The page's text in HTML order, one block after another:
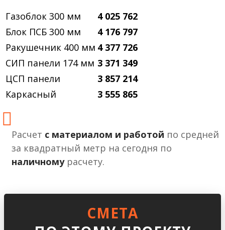
Газоблок 300 мм
4 025 762
Блок ПСБ 300 мм
4 176 797
Ракушечник 400 мм 4 377 726
СИП панели 174 мм 3 371 349
ЦСП панели
3 857 214
Каркасный
3 555 865
Расчет с материалом и работой по средней
за квадратный метр на сегодня по
наличномурасчету.
СМЕТА